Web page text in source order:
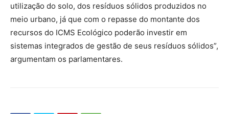
utilização do solo, dos resíduos sólidos produzidos no
meio urbano, já que com o repasse do montante dos
recursos do ICMS Ecológico poderão investir em
sistemas integrados de gestão de seus resíduos sólidos”,
argumentam os parlamentares.